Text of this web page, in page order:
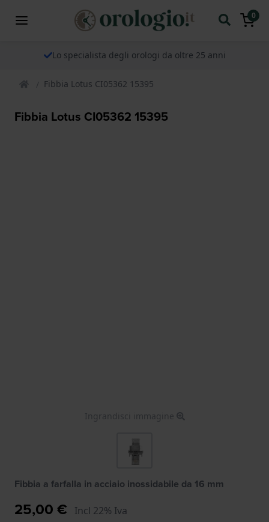
0
Lo specialista degli orologi da oltre 25 anni
Fibbia Lotus CI05362 15395
Fibbia Lotus CI05362 15395
Ingrandisci immagine
Fibbia a farfalla in acciaio inossidabile da 16 mm
25,00 € Incl 22% Iva